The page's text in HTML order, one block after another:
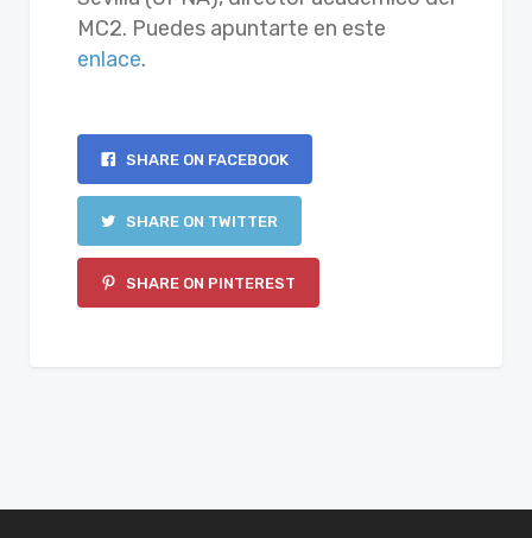
MC2. Puedes apuntarte en este
enlace.
SHARE ON FACEBOOK
SHARE ON TWITTER
SHARE ON PINTEREST